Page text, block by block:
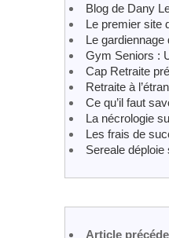
Blog de Dany
Le premier site
Le
Gym Seniors :
Cap Retraite
Retraite à
Ce qu’il faut
La nécrologie
Les frais de
Sereale
Article